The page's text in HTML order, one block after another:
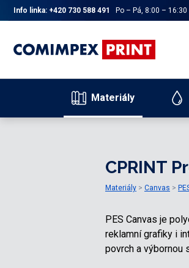
Info linka: +420 730 588 491 Po – Pá, 8:00 – 16:30
Materiály
CPRINT
Materiály Canvas
PES Canvas je
reklamní grafiky i
povrch a výbornou